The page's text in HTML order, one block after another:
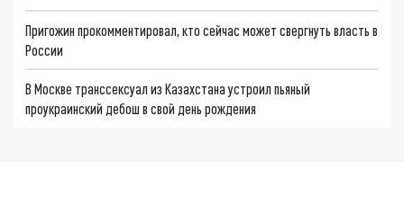
Пригожин прокомментировал, кто сейчас может свергнуть власть в
России
В Москве транссексуал из Казахстана устроил пьяный
проукраинский дебош в свой день рождения